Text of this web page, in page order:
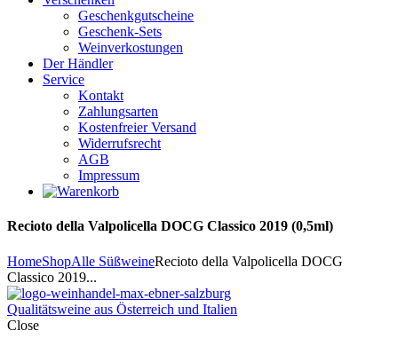
Geschenkgutscheine
Geschenk-Sets
Weinverkostungen
Der Händler
Service
Kontakt
Zahlungsarten
Kostenfreier Versand
Widerrufsrecht
AGB
Impressum
Recioto della Valpolicella DOCG Classico 2019 (0,5ml)
HomeShopAlle SüßweineRecioto della Valpolicella DOCG
Classico 2019...
Qualitätsweine aus Österreich und Italien
Close